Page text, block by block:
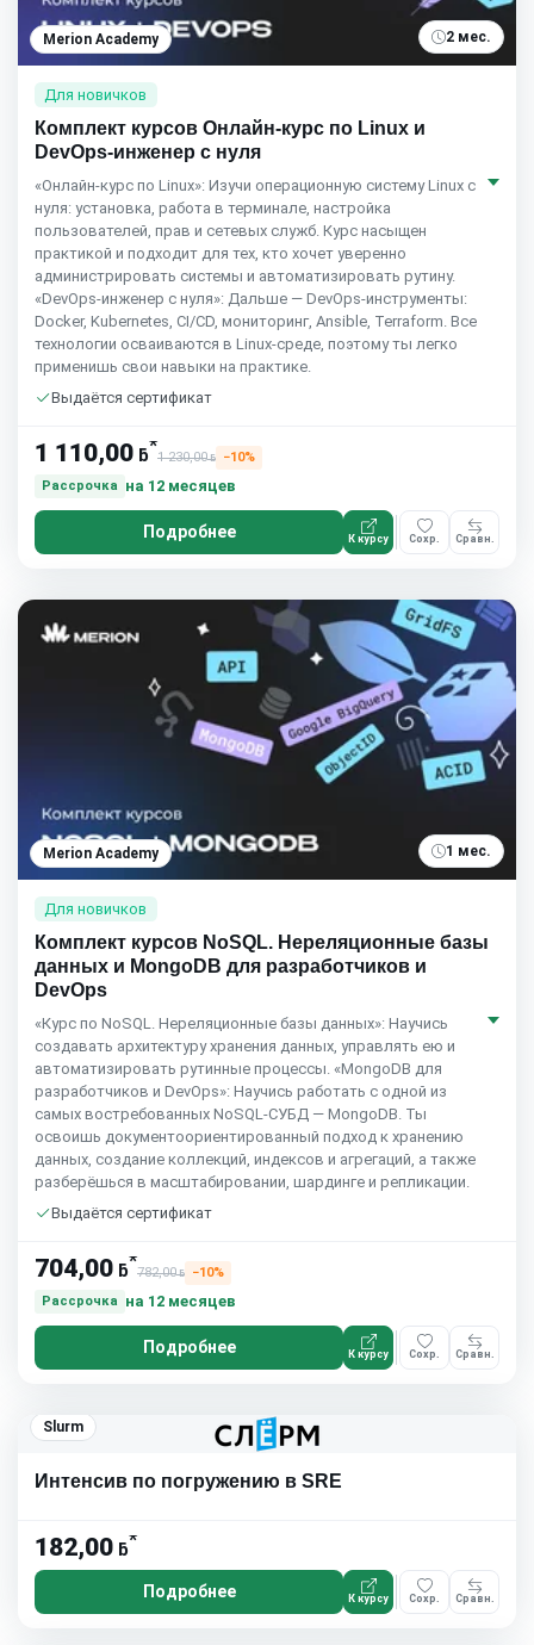
Merion Academy 2 мес.
Для новичков
Комплект курсов Онлайн-курс по Linux и
DevOps-инженер с нуля
«Онлайн-курс по Linux»: Изучи операционную систему Linux с
нуля: установка, работа в терминале, настройка
пользователей, прав и сетевых служб. Курс насыщен
практикой и подходит для тех, кто хочет уверенно
администрировать системы и автоматизировать рутину.
«DevOps-инженер с нуля»: Дальше — DevOps-инструменты:
Docker, Kubernetes, CI/CD, мониторинг, Ansible, Terraform. Все
технологии осваиваются в Linux-среде, поэтому ты легко
применишь свои навыки на практике.
Выдаётся сертификат
1 110,00 ƃ*
1 230,00ƃ
−10%
Рассрочка
на 12 месяцев
Подробнее К курсу Сохр. Сравн.
Merion Academy 1 мес.
Для новичков
Комплект курсов NoSQL. Нереляционные базы
данных и MongoDB для разработчиков и
DevOps
«Курс по NoSQL. Нереляционные базы данных»: Научись
создавать архитектуру хранения данных, управлять ею и
автоматизировать рутинные процессы. «MongoDB для
разработчиков и DevOps»: Научись работать с одной из
самых востребованных NoSQL-СУБД — MongoDB. Ты
освоишь документоориентированный подход к хранению
данных, создание коллекций, индексов и агрегаций, а также
разберёшься в масштабировании, шардинге и репликации.
Выдаётся сертификат
704,00 ƃ*
782,00ƃ
−10%
Рассрочка
на 12 месяцев
Подробнее К курсу Сохр. Сравн.
Slurm
Интенсив по погружению в SRE
182,00 ƃ*
Подробнее К курсу Сохр. Сравн.